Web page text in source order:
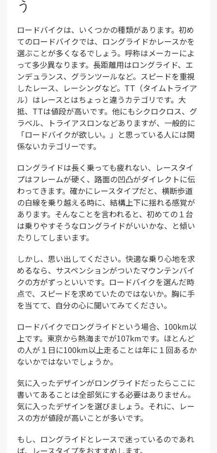
う
ロードバイクは、いくつかの種類があります。初め
てのロードバイクでは、ロングライドかレースかを
選ぶことが多くなるでしょう。呼称はメーカーによ
って多少異なります。長距離用はロングライド、エ
ンデュランス、グランツールなど。スピードを重視
したレース、レーシングなど。TT（タイムトライア
ル）はレースとはちょっと違うカテゴリです。大
抵、TTは値段が高いです。他にもシクロクロス、グ
ラベル、トライアスロンなどありますが、一般的に
「ロードバイクが欲しい。」と思っている人には関
係ないカテゴリーです。
ロングライドは長く乗っても疲れない、レースタイ
プはフレームが硬く、路面の凹凸がダイレクトに伝
わってきます。確かにレースタイプだと、横断歩道
の白線を乗り越える時に、結構上下に揺れる感覚が
あります。そんなことを言われると、初めての１台
は乗りやすそうなロングライドがいいかな、と傾い
たりしてしまいます。
しかし、思い出してください。快適な乗り心地を求
めるなら、サスペンションがついたマウンテンバイ
クの方がずっといいです。ロードバイクを選んだ時
点で、スピードを求めていたのではないか。胸に手
を当てて、自分の心に聞いてみてください。
ロードバイクでロングライドという場合、100km以
上です。東京から熱海までが107kmです。ほとんど
の人が１日に100km以上走ることは年に１回あるか
ないかではないでしょうか。
気に入ったデザインがロングライドだったらここに
書いてあることは全部気にする必要はありません。
気に入ったデザインを選びましょう。それに、レー
スの方が値段が高いことが多いです。
もし、ロングライドとレースで迷っているのであれ
ば、レースタイプをおすすめします。